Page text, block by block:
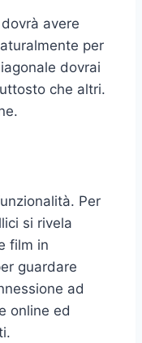
avere
per
dovrai
che altri.
Per
si rivela
film in
guardare
ad
online ed